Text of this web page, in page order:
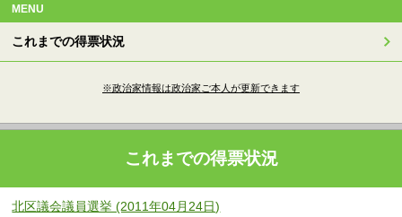
MENU
これまでの得票状況
※政治家情報は政治家ご本人が更新できます
これまでの得票状況
北区議会議員選挙 (2011年04月24日)